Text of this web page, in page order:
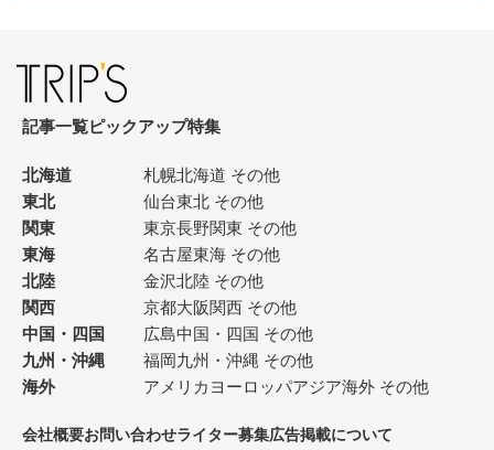
記事一覧ピックアップ特集
北海道 札幌北海道 その他
東北
仙台東北 その他
関東
東京長野関東 その他
東海
名古屋東海 その他
北陸
金沢北陸 その他
関西
京都大阪関西 その他
中国・四国
広島中国・四国 その他
九州・沖縄
福岡九州・沖縄 その他
海外
アメリカ ヨーロッパアジア海外 その他
会社概要お問い合わせライター募集広告掲載について